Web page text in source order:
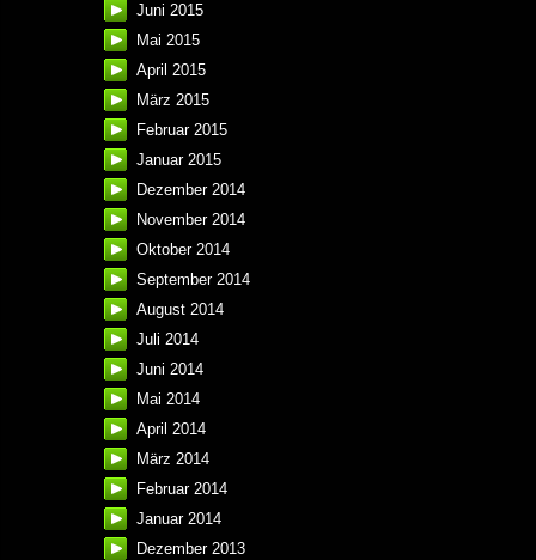
Juni 2015
Mai 2015
April 2015
März 2015
Februar 2015
Januar 2015
Dezember 2014
November 2014
Oktober 2014
September 2014
August 2014
Juli 2014
Juni 2014
Mai 2014
April 2014
März 2014
Februar 2014
Januar 2014
Dezember 2013